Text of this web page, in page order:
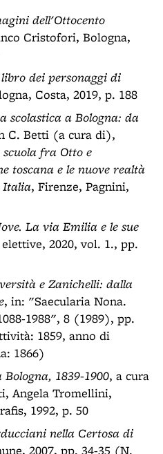
dell'Ottocento
Cristofori, Bologna,
dei personaggi di
Costa, 2019, p. 188
scolastica a Bologna: da
C. Betti (a cura di),
fra Otto e
toscana e le nuove realtà
Italia, Firenze, Pagnini,
La via Emilia e le sue
2020, vol. 1., pp.
e Zanichelli: dalla
, in: "Saecularia Nona.
1988", 8 (1989), pp.
1859, anno di
1866)
1839-1900, a cura
Angela Tromellini,
1992, p. 50
nella Certosa di
2007, pp. 34-35 (N.